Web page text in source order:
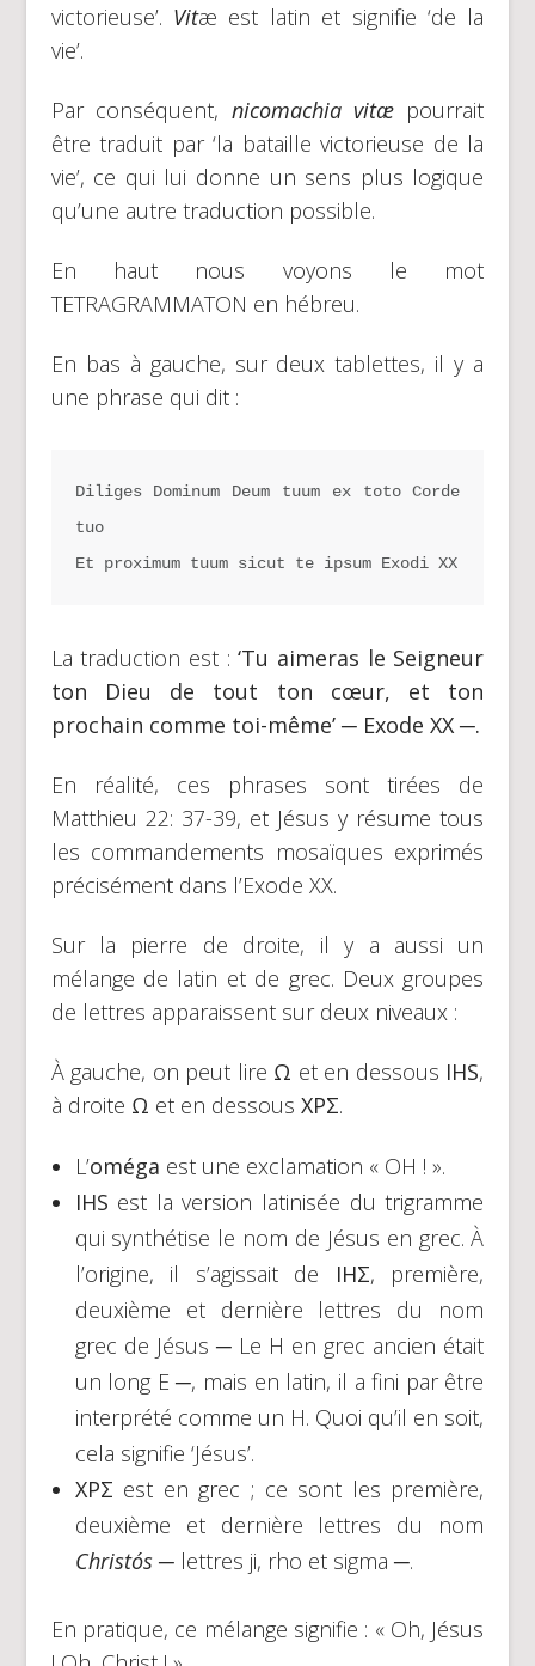
victorieuse’. Vitæ est latin et signifie ‘de la
vie’.
Par conséquent, nicomachia vitæpourrait
être traduit par ‘la bataille victorieuse de la
vie’, ce qui lui donne un sens plus logique
qu’une autre traduction possible.
En haut nous voyons le mot
TETRAGRAMMATON en hébreu.
En bas à gauche, sur deux tablettes, il y a
une phrase qui dit :
Diliges Dominum Deum tuum ex toto Corde
tuo
Et proximum tuum sicut te ipsum Exodi XX
La traduction est :‘Tu aimeras le Seigneur
ton Dieu de tout ton cœur, et ton
prochain comme toi-même’ ─ Exode XX ─.
En réalité, ces phrases sont tirées de
Matthieu 22: 37-39, et Jésus y résume tous
les commandements mosaïques exprimés
précisément dans l’Exode XX.
Sur la pierre de droite, il y a aussi un
mélange de latin et de grec. Deux groupes
de lettres apparaissent sur deux niveaux :
À gauche, on peut lire Ω et en dessous IHS,
à droite Ω et en dessous ΧPΣ.
L’oméga est une exclamation « OH ! ».
IHS est la version latinisée du trigramme
qui synthétise le nom de Jésus en grec. À
l’origine, il s’agissait de IHΣ, première,
deuxième et dernière lettres du nom
grec de Jésus ─ Le H en grec ancien était
un long E ─, mais en latin, il a fini par être
interprété comme un H. Quoi qu’il en soit,
cela signifie ‘Jésus’.
ΧPΣ est en grec ; ce sont les première,
deuxième et dernière lettres du nom
Christós─ lettres ji, rho et sigma ─.
En pratique, ce mélange signifie : « Oh, Jésus